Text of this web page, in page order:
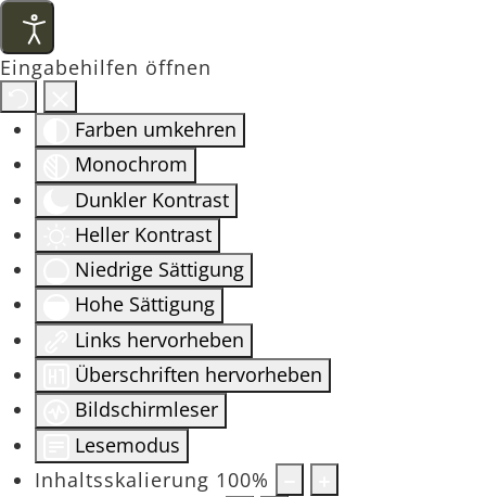
Eingabehilfen öffnen
Farben umkehren
Monochrom
Dunkler Kontrast
Heller Kontrast
Niedrige Sättigung
Hohe Sättigung
Links hervorheben
Überschriften hervorheben
Bildschirmleser
Lesemodus
Inhaltsskalierung 100%